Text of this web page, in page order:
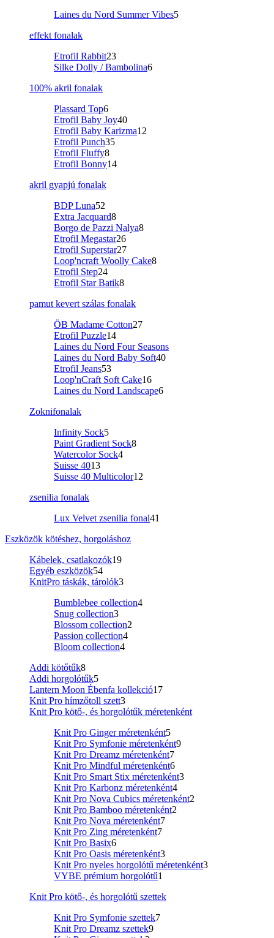
Laines du Nord Summer Vibes5
effekt fonalak
Etrofil Rabbit23
Silke Dolly / Bambolina6
100% akril fonalak
Plassard Top6
Etrofil Baby Joy40
Etrofil Baby Karizma12
Etrofil Punch35
Etrofil Fluffy8
Etrofil Bonny14
akril gyapjú fonalak
BDP Luna52
Extra Jacquard8
Borgo de Pazzi Nalya8
Etrofil Megastar26
Etrofil Superstar27
Loop'ncraft Woolly Cake8
Etrofil Step24
Etrofil Star Batik8
pamut kevert szálas fonalak
ÖB Madame Cotton27
Etrofil Puzzle14
Laines du Nord Four Seasons
Laines du Nord Baby Soft40
Etrofil Jeans53
Loop'nCraft Soft Cake16
Laines du Nord Landscape6
Zoknifonalak
Infinity Sock5
Paint Gradient Sock8
Watercolor Sock4
Suisse 4013
Suisse 40 Multicolor12
zsenilia fonalak
Lux Velvet zsenilia fonal41
Eszközök kötéshez, horgoláshoz
Kábelek, csatlakozók19
Egyéb eszközök54
KnitPro táskák, tárolók3
Bumblebee collection4
Snug collection3
Blossom collection2
Passion collection4
Bloom collection4
Addi kötőtűk8
Addi horgolótűk5
Lantern Moon Ébenfa kollekció17
Knit Pro hímzőtoll szett3
Knit Pro kötő-, és horgolótűk méretenként
Knit Pro Ginger méretenként5
Knit Pro Symfonie méretenként9
Knit Pro Dreamz méretenként7
Knit Pro Mindful méretenként6
Knit Pro Smart Stix méretenként3
Knit Pro Karbonz méretenként4
Knit Pro Nova Cubics méretenként2
Knit Pro Bamboo méretenként2
Knit Pro Nova méretenként7
Knit Pro Zing méretenként7
Knit Pro Basix6
Knit Pro Oasis méretenként3
Knit Pro nyeles horgolótű méretenként3
VYBE prémium horgolótű1
Knit Pro kötő-, és horgolótű szettek
Knit Pro Symfonie szettek7
Knit Pro Dreamz szettek9